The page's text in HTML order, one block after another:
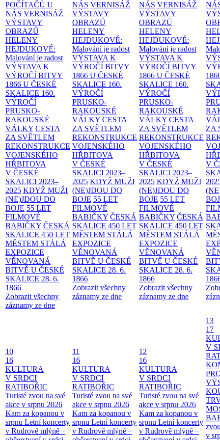
POČÍTAČŮ U
NÁS VERNISÁŽ
VÝSTAVY
OBRAZŮ
HELENY
HEJDUKOVÉ:
Malování je radost
VÝSTAVA K
VÝROČÍ BITVY
1866 U ČESKÉ
SKALICE 160.
VÝROČÍ
PRUSKO-
RAKOUSKÉ
VÁLKY CESTA
ZA SVĚTLEM
REKONSTRUKCE
VOJENSKÉHO
HŘBITOVA
V ČESKÉ
SKALICI 2023–
2025 KDYŽ MUŽI
(NE)JDOU DO
BOJE 55 LET
FILMOVÉ
BABIČKY ČESKÁ
SKALICE 450 LET
MĚSTEM STÁLÁ
EXPOZICE
VĚNOVANÁ
BITVĚ U ČESKÉ
SKALICE 28. 6.
1866
Zobrazit všechny
záznamy ze dne
NÁS VERNISÁŽ
VÝSTAVY
OBRAZŮ
HELENY
HEJDUKOVÉ:
Malování je radost
VÝSTAVA K
VÝROČÍ BITVY
1866 U ČESKÉ
SKALICE 160.
VÝROČÍ
PRUSKO-
RAKOUSKÉ
VÁLKY CESTA
ZA SVĚTLEM
REKONSTRUKCE
VOJENSKÉHO
HŘBITOVA
V ČESKÉ
SKALICI 2023–
2025 KDYŽ MUŽI
(NE)JDOU DO
BOJE 55 LET
FILMOVÉ
BABIČKY ČESKÁ
SKALICE 450 LET
MĚSTEM STÁLÁ
EXPOZICE
VĚNOVANÁ
BITVĚ U ČESKÉ
SKALICE 28. 6.
1866
Zobrazit všechny
záznamy ze dne
NÁS VERNISÁŽ
VÝSTAVY
OBRAZŮ
HELENY
HEJDUKOVÉ:
Malování je radost
VÝSTAVA K
VÝROČÍ BITVY
1866 U ČESKÉ
SKALICE 160.
VÝROČÍ
PRUSKO-
RAKOUSKÉ
VÁLKY CESTA
ZA SVĚTLEM
REKONSTRUKCE
VOJENSKÉHO
HŘBITOVA
V ČESKÉ
SKALICI 2023–
2025 KDYŽ MUŽI
(NE)JDOU DO
BOJE 55 LET
FILMOVÉ
BABIČKY ČESKÁ
SKALICE 450 LET
MĚSTEM STÁLÁ
EXPOZICE
VĚNOVANÁ
BITVĚ U ČESKÉ
SKALICE 28. 6.
1866
Zobrazit všechny
záznamy ze dne
ZA
V
10
16
KULTURA
V SRDCI
RATIBOŘIC
Turisté zvou na své
akce v srpnu 2026
Kam za kopanou v
srpnu Letní koncerty
v Rudrově mlýně –
11
16
KULTURA
V SRDCI
RATIBOŘIC
Turisté zvou na své
akce v srpnu 2026
Kam za kopanou v
srpnu Letní koncerty
v Rudrově mlýně –
12
16
KULTURA
V SRDCI
RATIBOŘIC
Turisté zvou na své
akce v srpnu 2026
Kam za kopanou v
srpnu Letní koncerty
v Rudrově mlýně –
13
17
V
v